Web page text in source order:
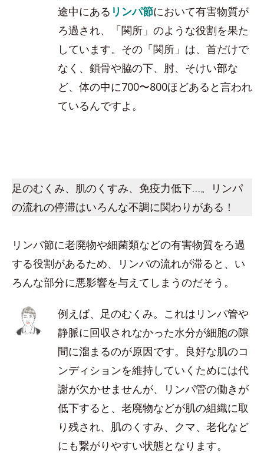
途中にある リンパ節において有害物質が
ろ過され、「関所」のような役割を果た
しています。その「関所」は、首だけで
なく、鎖骨や脇の下、肘、そけい部な
ど、体の中に700〜800ほどあると言われ
ているんですよ。
足のむくみ、肌のくすみ、免疫力低下…。リンパ
の流れの停滞はいろんな不調に関わりがある！
リンパ節に老廃物や細菌類などの有害物質をろ過
する役割があるため、リンパの流れが滞ると、い
ろんな部分に悪影響を与えてしまうのだそう。
例えば、足のむくみ。これはリンパ管や
静脈に回収されなかった水分が細胞の隙
間に溜まるのが原因です。良好な肌のコ
ンディションを維持していくためには代
謝が欠かせませんが、リンパ管の働きが
低下すると、老廃物などが肌の組織に取
り残され、肌のくすみ、クマ、老化など
にも繋がりやすい状態となります。